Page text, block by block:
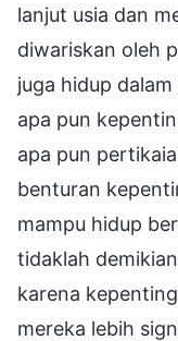
lanjut usia dan
diwariskan oleh
juga hidup
apa pun
apa pun
benturan
mampu hidup
tidaklah
karena
mereka lebih